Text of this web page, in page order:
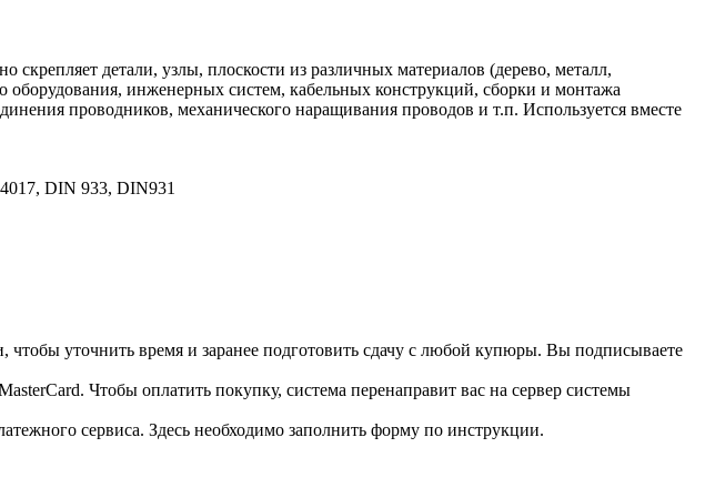
детали, узлы, плоскости из различных материалов (дерево, металл,
инженерных систем, кабельных конструкций, сборки и монтажа
проводников, механического наращивания проводов и т.п. Используется вместе
DIN 933, DIN931
уточнить время и заранее подготовить сдачу с любой купюры. Вы подписываете
Чтобы оплатить покупку, система перенаправит вас на сервер системы
сервиса. Здесь необходимо заполнить форму по инструкции.